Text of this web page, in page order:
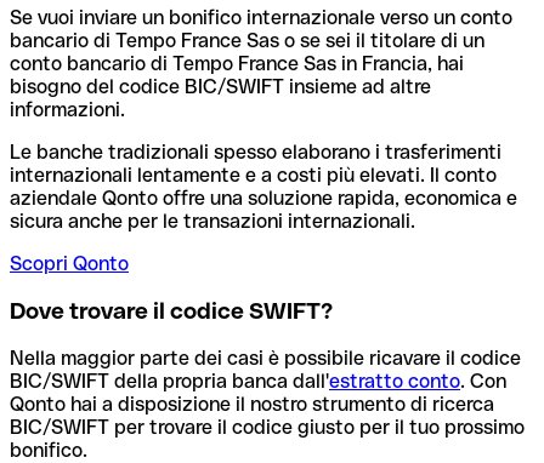
Se vuoi inviare un bonifico internazionale verso un conto
bancario di Tempo France Sas o se sei il titolare di un
conto bancario di Tempo France Sas in Francia, hai
bisogno del codice BIC/SWIFT insieme ad altre
informazioni.
Le banche tradizionali spesso elaborano i trasferimenti
internazionali lentamente e a costi più elevati. Il conto
aziendale Qonto offre una soluzione rapida, economica e
sicura anche per le transazioni internazionali.
Scopri Qonto
Dove trovare il codice SWIFT?
Nella maggior parte dei casi è possibile ricavare il codice
BIC/SWIFT della propria banca dall'estratto conto. Con
Qonto hai a disposizione il nostro strumento di ricerca
BIC/SWIFT per trovare il codice giusto per il tuo prossimo
bonifico.